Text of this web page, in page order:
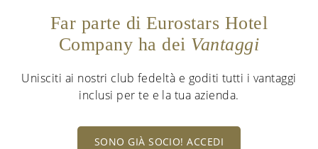
Far parte di Eurostars Hotel
Company ha dei Vantaggi
Unisciti ai nostri club fedeltà e goditi tutti i vantaggi
inclusi per te e la tua azienda.
SONO GIÀ SOCIO! ACCEDI